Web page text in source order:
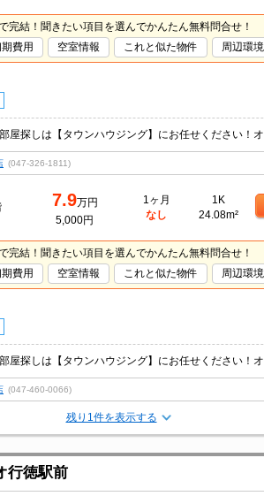
完結！聞きたい項目を選んでかんたん無料問合せ！
費用
空室情報 これと似た物件 周辺環境
(047-326-1811)
7.9万円
5,000円
1ヶ月
なし
1K
24.08m²
完結！聞きたい項目を選んでかんたん無料問合せ！
費用
空室情報 これと似た物件 周辺環境
(047-460-0066)
残り1件を表示する
行徳駅前